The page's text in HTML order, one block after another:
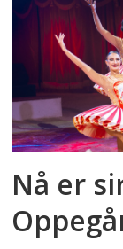
Nå er